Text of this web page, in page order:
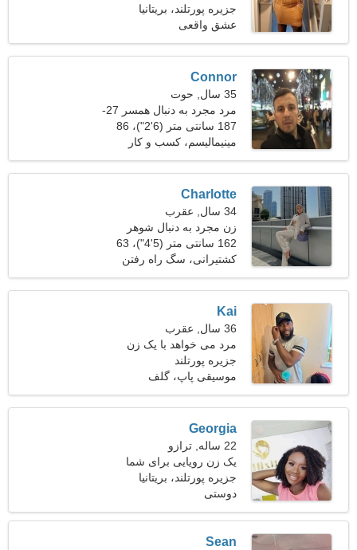
خندان نیاز دارم
جزیره پورتلند، بریتانیا
عشق واقعی
Connor
35 سال, حوت
مرد مجرد به دنبال همسر 27-
33
187 سانتی متر (6'2")، 86
کیلوگرم (189 پوند)
مینیمالیسم، کسب و کار
Charlotte
34 سال, عقرب
زن مجرد به دنبال شوهر
162 سانتی متر (5'4")، 63
کیلوگرم (138 پوند)
کشتیرانی، سگ راه رفتن
Kai
36 سال, عقرب
مرد می خواهد با یک زن
ملاقات کند
جزیره پورتلند
موسیقی پاپ، گلف
Georgia
22 ساله, ترازو
یک زن رویایی برای شما
جزیره پورتلند، بریتانیا
دوستی
Sean